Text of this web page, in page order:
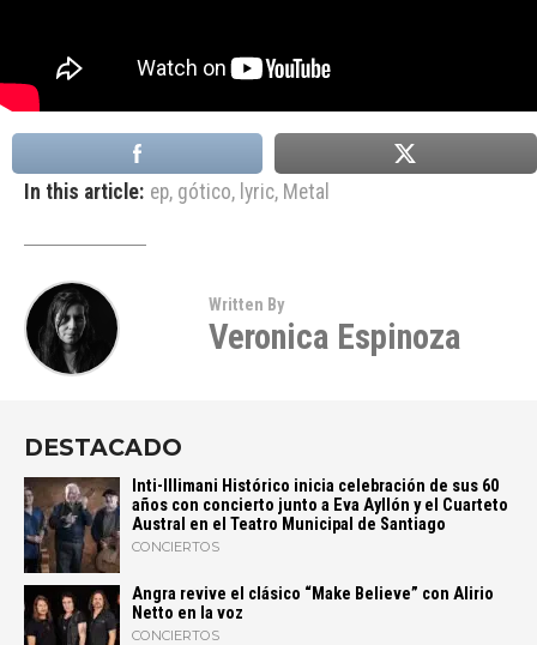
In this article: ep, gótico, lyric, Metal
Written By
Veronica Espinoza
DESTACADO
Inti-Illimani Histórico inicia celebración de sus 60
años con concierto junto a Eva Ayllón y el Cuarteto
Austral en el Teatro Municipal de Santiago
CONCIERTOS
Angra revive el clásico “Make Believe” con Alirio
Netto en la voz
CONCIERTOS